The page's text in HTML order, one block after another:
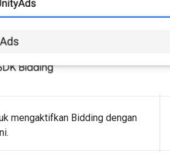
mengaktifkan Bidding dengan